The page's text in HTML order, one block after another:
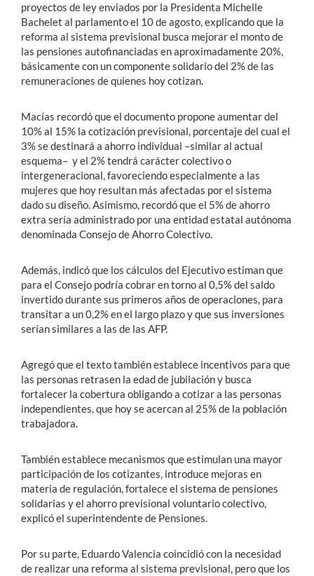
proyectos de ley enviados por la Presidenta Michelle
Bachelet al parlamento el 10 de agosto, explicando que la
reforma al sistema previsional busca mejorar el monto de
las pensiones autofinanciadas en aproximadamente 20%,
básicamente con un componente solidario del 2% de las
remuneraciones de quienes hoy cotizan.
Macías recordó que el documento propone aumentar del
10% al 15% la cotización previsional, porcentaje del cual el
3% se destinará a ahorro individual –similar al actual
esquema– y el 2% tendrá carácter colectivo o
intergeneracional, favoreciendo especialmente a las
mujeres que hoy resultan más afectadas por el sistema
dado su diseño. Asimismo, recordó que el 5% de ahorro
extra sería administrado por una entidad estatal autónoma
denominada Consejo de Ahorro Colectivo.
Además, indicó que los cálculos del Ejecutivo estiman que
para el Consejo podría cobrar en torno al 0,5% del saldo
invertido durante sus primeros años de operaciones, para
transitar a un 0,2% en el largo plazo y que sus inversiones
serían similares a las de las AFP.
Agregó que el texto también establece incentivos para que
las personas retrasen la edad de jubilación y busca
fortalecer la cobertura obligando a cotizar a las personas
independientes, que hoy se acercan al 25% de la población
trabajadora.
También establece mecanismos que estimulan una mayor
participación de los cotizantes, introduce mejoras en
materia de regulación, fortalece el sistema de pensiones
solidarias y el ahorro previsional voluntario colectivo,
explicó el superintendente de Pensiones.
Por su parte, Eduardo Valencia coincidió con la necesidad
de realizar una reforma al sistema previsional, pero que los